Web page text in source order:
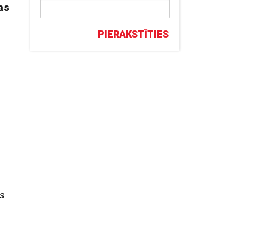
PIERAKSTĪTIES